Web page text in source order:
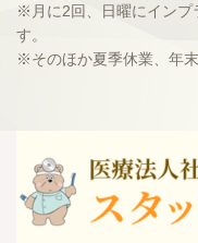
※月に2回、日曜にインプ
す。
※そのほか夏季休業、年